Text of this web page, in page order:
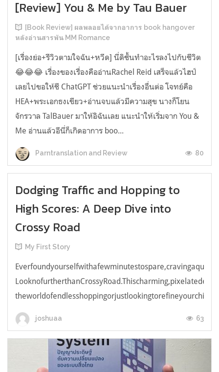
[Review] You & Me by Tau Bauer
[Book Review] ผลพลอยได้จากอาการ book hangover
หลังอ่านสารพัน MM Romance
[เรื่องย่อ+รีวิวตามใจฉัน+หวีด] นี่ดิชั้นทำอะไรลงไปกับชีวิต
😂😂😂 เรื่องของเรื่องคืออ่านRachel Reid เสร็จแล้วไฮป์
เลยไปขอให้ชี ChatGPT ช่วยแนะนำเรื่องอื่นต่อ โจทย์คือ
HEA+พระเอกธงเขียว+อ่านจบแล้วมีความสุข นางก็โยน
จักรวาล TalBauer มาให้อิฉันเลย แนะนำให้เริ่มจาก You &
Me อ่านแล้วอีนี่ก็เกิดอาการ boo...
Parntranslation and Review 80
Dodging Traffic and Hopping to
High Scores: A Deep Dive into
Crossy Road
My First Story
joshuaa 63